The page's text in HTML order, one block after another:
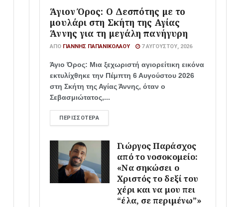
Άγιον Όρος: Ο Δεσπότης με το
μουλάρι στη Σκήτη της Αγίας
Άννης για τη μεγάλη πανήγυρη
ΑΠΌ ΓΙΆΝΝΗΣ ΠΑΠΑΝΙΚΟΛΆΟΥ 7 ΑΥΓΟΎΣΤΟΥ, 2026
Άγιο Όρος: Μια ξεχωριστή αγιορείτικη εικόνα
εκτυλίχθηκε την Πέμπτη 6 Αυγούστου 2026
στη Σκήτη της Αγίας Άννης, όταν ο
Σεβασμιώτατος,...
ΠΕΡΙΣΣΌΤΕΡΑ
Γιώργος Παράσχος
από το νοσοκομείο:
«Να σηκώσει ο
Χριστός το δεξί του
χέρι και να μου πει
“έλα, σε περιμένω”»